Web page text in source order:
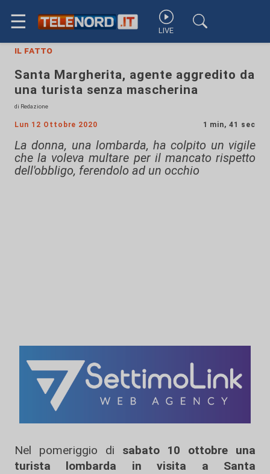
☰ LIVE
il fatto
Santa Margherita, agente aggredito da
una turista senza mascherina
di Redazione
Lun 12 Ottobre 2020 1 min, 41 sec
La donna, una lombarda, ha colpito un vigile
che la voleva multare per il mancato rispetto
dell'obbligo, ferendolo ad un occhio
Nel pomeriggio di sabato 10 ottobre
una
turista lombarda
in visita a Santa